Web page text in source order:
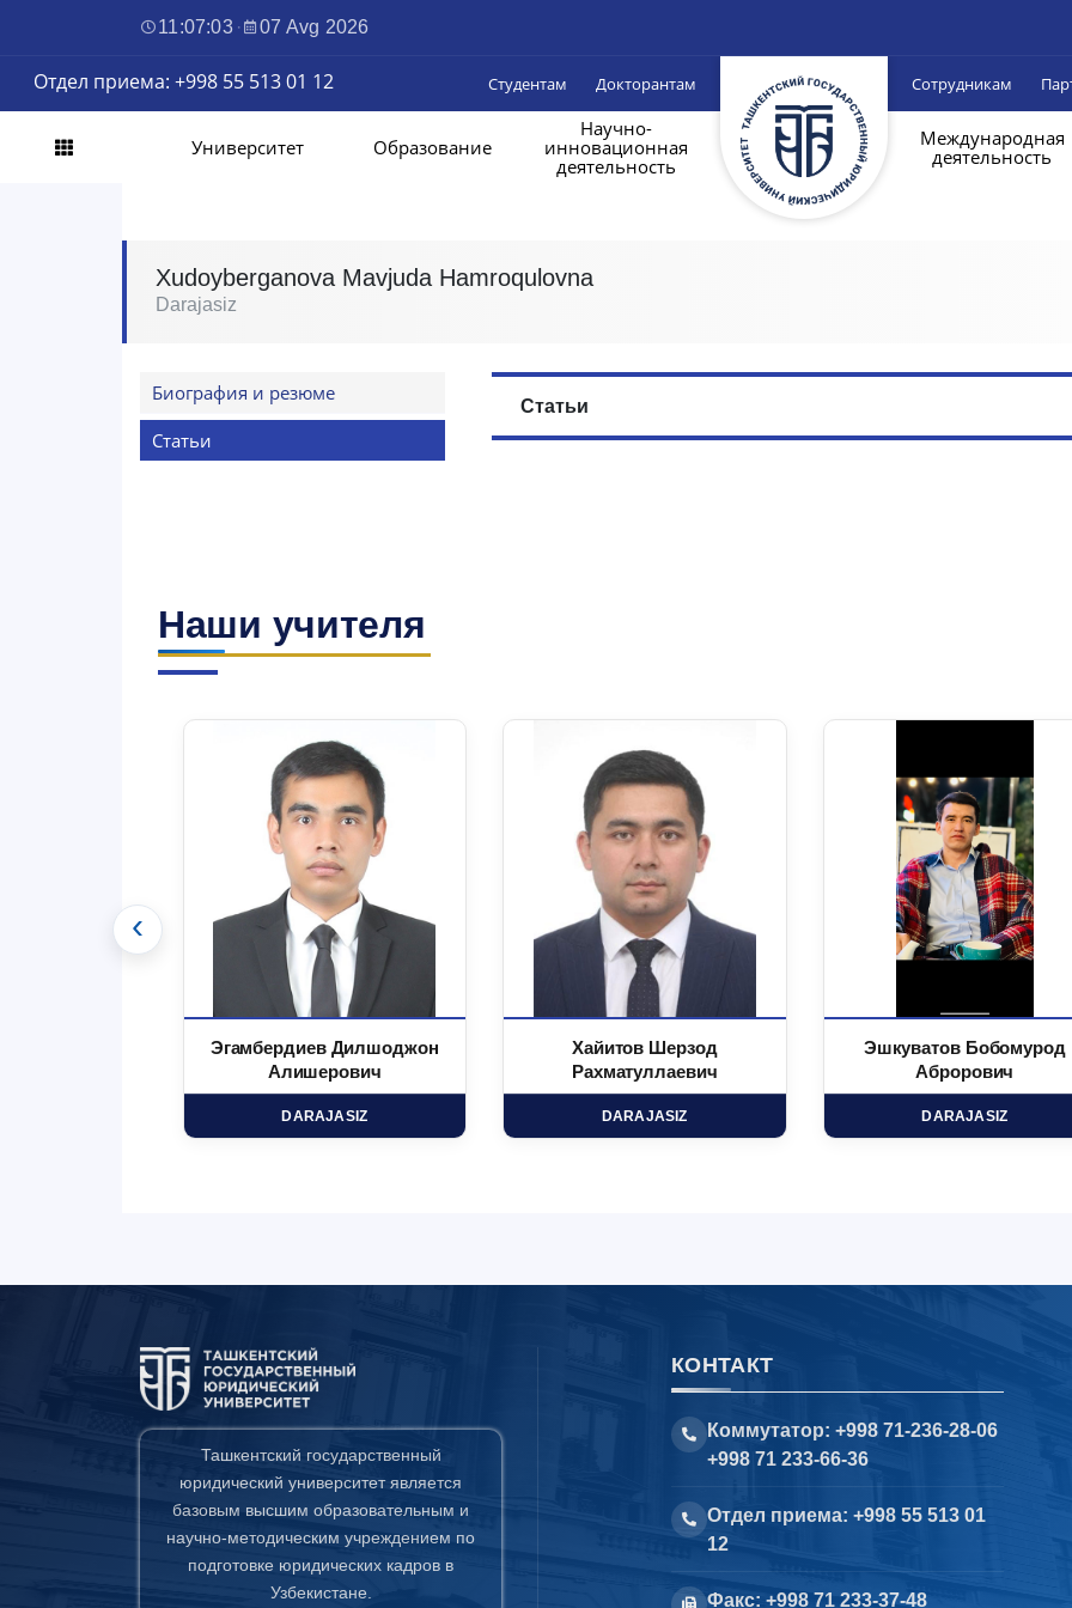
11:07:04 · 07 Avg 2026
Отдел приема: +998 55 513 01 12 Студентам Докторантам Сотрудникам
Университет Образование
Научно-
инновационная
деятельность
Международная
деятельность
Xudoyberganova Mavjuda Hamroqulovna
Darajasiz
Биография и резюме
Статьи
Статьи
Наши учителя
Эгамбердиев Дилшоджон
Алишерович
DARAJASIZ
Хайитов Шерзод
Рахматуллаевич
DARAJASIZ
Эшкуватов Бобомурод
Аброрович
DARAJASIZ
‹
Ташкентский государственный
юридический университет является
базовым высшим образовательным и
научно-методическим учреждением по
подготовке юридических кадров в
Узбекистане.
КОНТАКТ
Коммутатор: +998 71-236-28-06
+998 71 233-66-36
Отдел приема: +998 55 513 01
12
Факс: +998 71 233-37-48